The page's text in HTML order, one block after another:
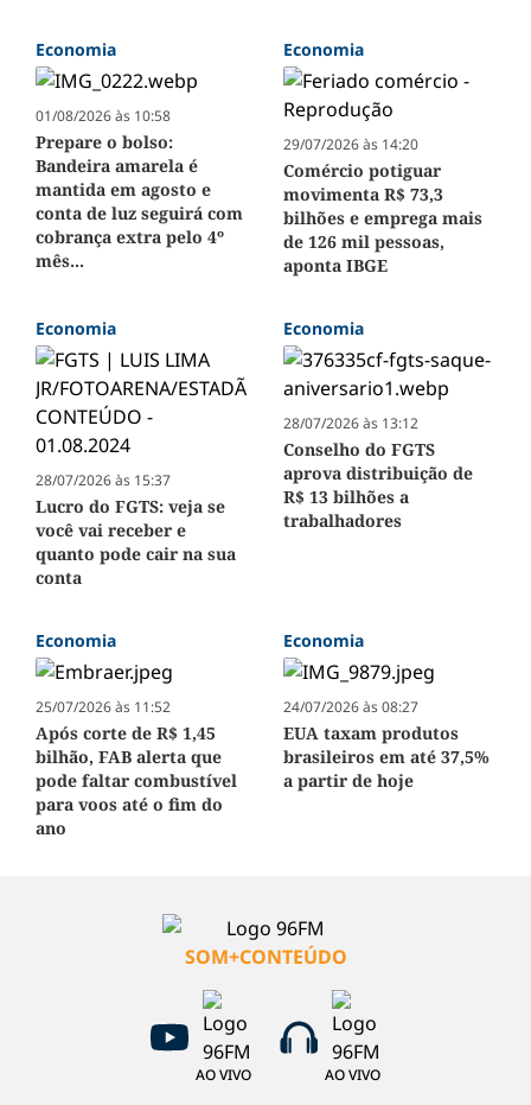
Economia
01/08/2026 às 10:58
Prepare o bolso:
Bandeira amarela é
mantida em agosto e
conta de luz seguirá com
cobrança extra pelo 4º
mês...
Economia
29/07/2026 às 14:20
Comércio potiguar
movimenta R$ 73,3
bilhões e emprega mais
de 126 mil pessoas,
aponta IBGE
Economia
28/07/2026 às 15:37
Lucro do FGTS: veja se
você vai receber e
quanto pode cair na sua
conta
Economia
28/07/2026 às 13:12
Conselho do FGTS
aprova distribuição de
R$ 13 bilhões a
trabalhadores
Economia
25/07/2026 às 11:52
Após corte de R$ 1,45
bilhão, FAB alerta que
pode faltar combustível
para voos até o fim do
ano
Economia
24/07/2026 às 08:27
EUA taxam produtos
brasileiros em até 37,5%
a partir de hoje
SOM+CONTEÚDO
AO VIVO AO VIVO